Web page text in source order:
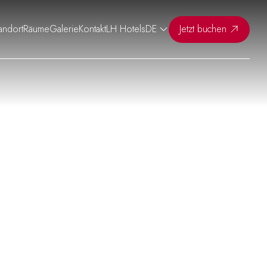
RäumeGalerieKontaktLH HotelsDE Jetzt buchen